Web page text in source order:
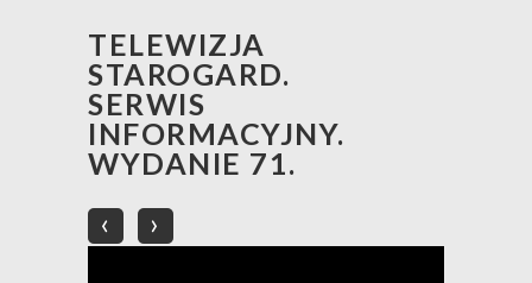
TELEWIZJA
STAROGARD.
SERWIS
INFORMACYJNY.
WYDANIE 71.
‹
›